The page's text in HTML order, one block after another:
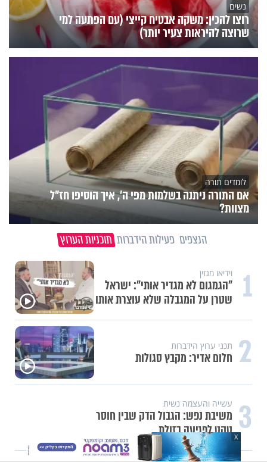
נשים
רוצו להכין: משקה אבטיח קייצי (עם הפתעה למי
שרוצה להיראות צעיר יותר)
לומדים תורה
אם התורה ניתנה בשלמות מפי ה', איך הוסיפו חז"ל
מצוות?
הנצפים פעילות הידברות תוכניות הערוץ
1 וידיאו מגזין
"הגמגום לא מגדיר אותי": ישראל
שטרן על המגבלה שלא עוצרת אותו
2 תכני ערוץ הידברות
חלום אדיר: מקבץ סגולות
3 עשייה והעצמה נשית
משיבת נפש: הגבול הדק שבין חוסר
טקט לפגיעה בזולת X